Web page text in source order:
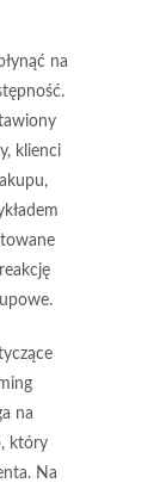
na
.
klienci
na
który
Na